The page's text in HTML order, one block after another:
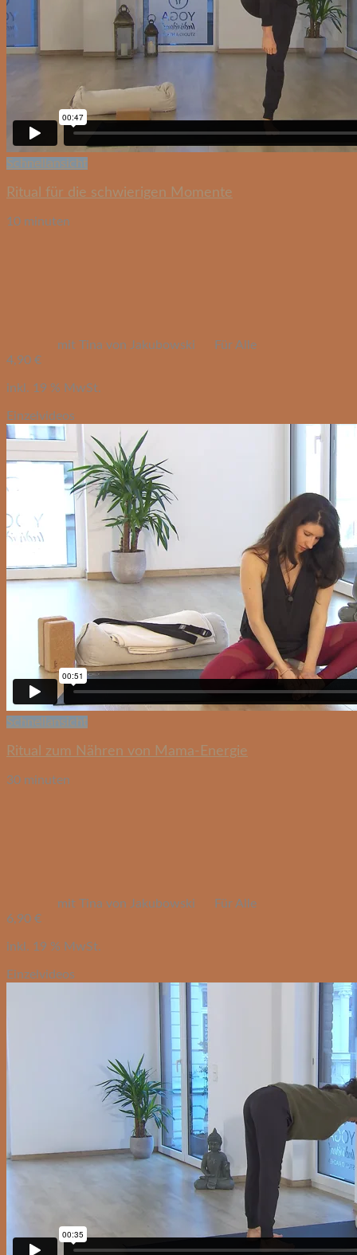
Schnellansicht
Ritual für die schwierigen Momente
10 minuten
mit Tina von Jakubowski
Für Alle
4,90 €
inkl. 19 % MwSt.
Einzelvideos
Schnellansicht
Ritual zum Nähren von Mama-Energie
30 minuten
mit Tina von Jakubowski
Für Alle
6,90 €
inkl. 19 % MwSt.
Einzelvideos